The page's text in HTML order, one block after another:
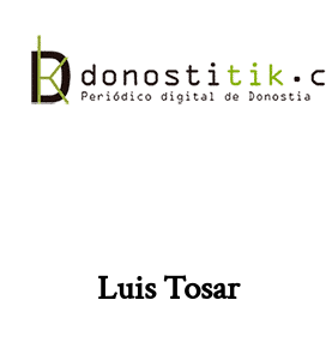
contenido
Luis Tosar